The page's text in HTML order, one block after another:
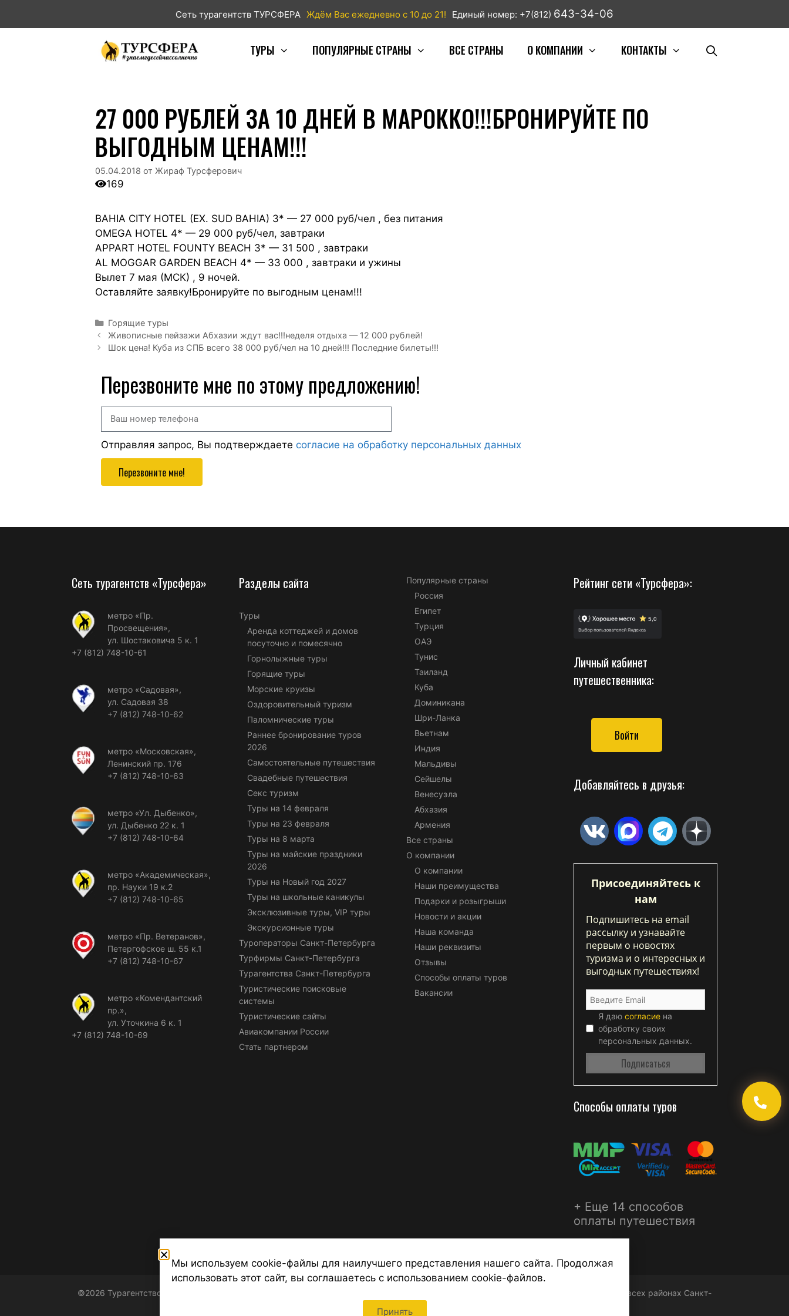
Сеть турагентств ТУРСФЕРА Ждём Вас ежедневно с 10 до 21! Единый номер: +7(812) 643-34-06
ТУРЫ ПОПУЛЯРНЫЕ СТРАНЫ ВСЕ СТРАНЫ О КОМПАНИИ КОНТАКТЫ
27 000 РУБЛЕЙ ЗА 10 ДНЕЙ В МАРОККО!!!БРОНИРУЙТЕ ПО
ВЫГОДНЫМ ЦЕНАМ!!!
05.04.2018 от Жираф Турсферович
169
BAHIA CITY HOTEL (EX. SUD BAHIA) 3* — 27 000 руб/чел , без питания
OMEGA HOTEL 4* — 29 000 руб/чел, завтраки
APPART HOTEL FOUNTY BEACH 3* — 31 500 , завтраки
AL MOGGAR GARDEN BEACH 4* — 33 000 , завтраки и ужины
Вылет 7 мая (МСК) , 9 ночей.
Оставляйте заявку!Бронируйте по выгодным ценам!!!
Горящие туры
Живописные пейзажи Абхазии ждут вас!!!неделя отдыха — 12 000 рублей!
Шок цена! Куба из СПБ всего 38 000 руб/чел на 10 дней!!! Последние билеты!!!
Перезвоните мне по этому предложению!
Отправляя запрос, Вы подтверждаете согласие на обработку персональных данных
Перезвоните мне!
Сеть турагентств «Турсфера»
метро «Пр.
Просвещения»,
ул. Шостаковича 5 к. 1
+7 (812) 748-10-61
метро «Садовая»,
ул. Садовая 38
+7 (812) 748-10-62
метро «Московская»,
Ленинский пр. 176
+7 (812) 748-10-63
метро «Ул. Дыбенко»,
ул. Дыбенко 22 к. 1
+7 (812) 748-10-64
метро «Академическая»,
пр. Науки 19 к.2
+7 (812) 748-10-65
метро «Пр. Ветеранов»,
Петергофское ш. 55 к.1
+7 (812) 748-10-67
метро «Комендантский
пр.»,
ул. Уточкина 6 к. 1
+7 (812) 748-10-69
Разделы сайта
Туры
Аренда коттеджей и домов
посуточно и помесячно
Горнолыжные туры
Горящие туры
Морские круизы
Оздоровительный туризм
Паломнические туры
Раннее бронирование туров
2026
Самостоятельные путешествия
Свадебные путешествия
Секс туризм
Туры на 14 февраля
Туры на 23 февраля
Туры на 8 марта
Туры на майские праздники
2026
Туры на Новый год 2027
Туры на школьные каникулы
Эксклюзивные туры, VIP туры
Экскурсионные туры
Туроператоры Санкт-Петербурга
Турфирмы Санкт-Петербурга
Турагентства Санкт-Петербурга
Туристические поисковые
системы
Туристические сайты
Авиакомпании России
Стать партнером
Популярные страны
Россия
Египет
Турция
ОАЭ
Тунис
Таиланд
Куба
Доминикана
Шри-Ланка
Вьетнам
Индия
Мальдивы
Сейшелы
Венесуэла
Абхазия
Армения
Все страны
О компании
О компании
Наши преимущества
Подарки и розыгрыши
Новости и акции
Наша команда
Наши реквизиты
Отзывы
Способы оплаты туров
Вакансии
Рейтинг сети «Турсфера»:
Личный кабинет
путешественника:
Войти
Добавляйтесь в друзья:
Присоединяйтесь к
нам
Подпишитесь на email
рассылку и узнавайте
первым о новостях
туризма и о интересных и
выгодных путешествиях!
Я даю согласие на
обработку своих
персональных данных.
Способы оплаты туров
+ Еще 14 способов
оплаты путешествия
©2026 Турагентство Турсфера - Поиск туров от надежных туроператоров, официальный сайт турфирмы ТУРСФЕРА - турагентства во всех районах Санкт-
Мы используем cookie-файлы для наилучшего представления нашего сайта. Продолжая
использовать этот сайт, вы соглашаетесь с использованием cookie-файлов.
Принять